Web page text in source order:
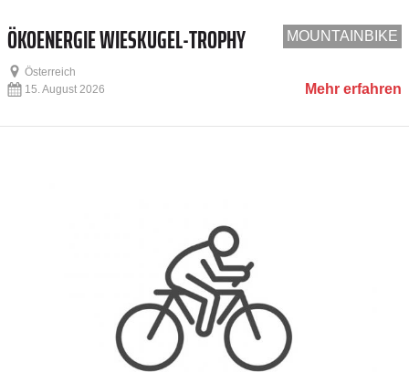
MOUNTAINBIKE
ÖKOENERGIE WIESKUGEL-TROPHY
Österreich
Mehr erfahren
15. August 2026